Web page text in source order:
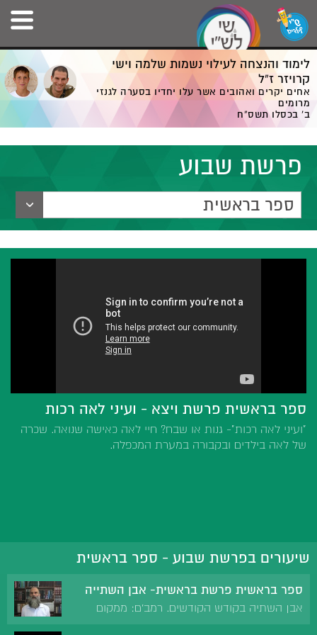
לימוד והנצחה לעילוי נשמות שלמה וישי
קרויזר ז”ל
אחים יקרים ואהובים אשר עלו יחדיו בסערה לגנזי
מרומים
ב' בכסלו תשס”ח
פרשת שבוע
ספר בראשית
ספר בראשית פרשת ויצא - ועיני לאה רכות
"ועיני לאה רכות"- גנות או שבח? חיי לאה כאישה שנואה. שכרה
של לאה בילדים ובקבורה במערת המכפלה.
שיעורים בפרשת שבוע - ספר בראשית
ספר בראשית פרשת בראשית- אבן השתייה
אבן השתיה בקודש הקודשים. רמב'ם: ממקום